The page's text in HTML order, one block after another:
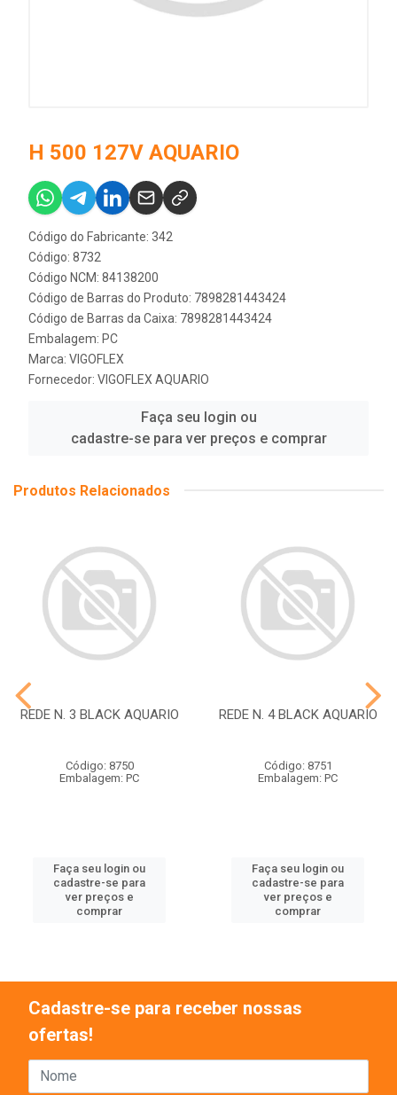
H 500 127V AQUARIO
Código do Fabricante: 342
Código: 8732
Código NCM: 84138200
Código de Barras do Produto: 7898281443424
Código de Barras da Caixa: 7898281443424
Embalagem: PC
Marca: VIGOFLEX
Fornecedor: VIGOFLEX AQUARIO
Faça seu login ou
cadastre-se para ver preços e comprar
Produtos Relacionados
REDE N. 3 BLACK AQUARIO
Código: 8750
Embalagem: PC
Faça seu login ou
cadastre-se para
ver preços e
comprar
REDE N. 4 BLACK AQUARIO
Código: 8751
Embalagem: PC
Faça seu login ou
cadastre-se para
ver preços e
comprar
Cadastre-se para receber nossas
ofertas!